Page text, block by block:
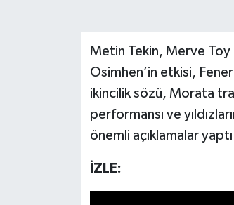
Metin Tekin, Merve Toy
Osimhen’in etkisi,
ikincilik sözü, Morata
performansı ve
önemli açıklamalar
İZLE: